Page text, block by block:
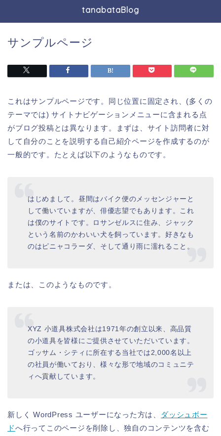
tanabataBlog
サンプルページ
これはサンプルページです。同じ位置に固定され、(多くの
テーマでは) サイトナビゲーションメニューに含まれる点
がブログ投稿とは異なります。まずは、サイト訪問者に対
して自分のことを説明する自己紹介ページを作成するのが
一般的です。たとえば以下のようなものです。
はじめまして。昼間はバイク便のメッセンジャーと
して働いていますが、俳優志望でもあります。これ
は僕のサイトです。ロサンゼルスに住み、ジャック
という名前のかわいい犬を飼っています。好きなも
のはピニャコラーダ、そして通り雨に濡れること。
または、このようなものです。
XYZ 小道具株式会社は1971年の創立以来、高品質
の小道具を皆様にご提供させていただいています。
ゴッサム・シティに所在する当社では2,000名以上
の社員が働いており、様々な形で地域のコミュニテ
ィへ貢献しています。
新しく WordPress ユーザーになった方は、
ダッシュボー
ドへ行ってこのページを削除し、独自のコンテンツを含む